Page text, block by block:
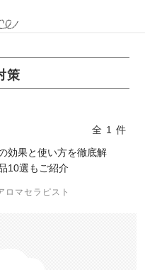
策
全 1 件
効果と使い方を徹底解
10選もご紹介
ロマセラピスト